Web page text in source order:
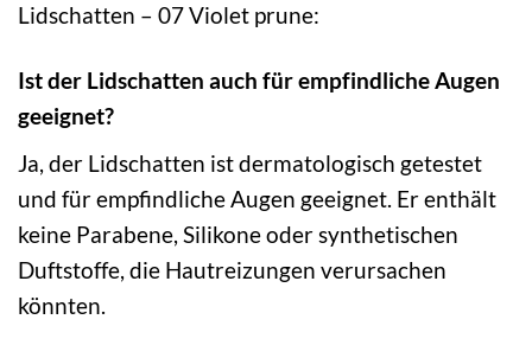
Lidschatten – 07 Violet prune:
Ist der Lidschatten auch für empfindliche Augen
geeignet?
Ja, der Lidschatten ist dermatologisch getestet
und für empfindliche Augen geeignet. Er enthält
keine Parabene, Silikone oder synthetischen
Duftstoffe, die Hautreizungen verursachen
könnten.